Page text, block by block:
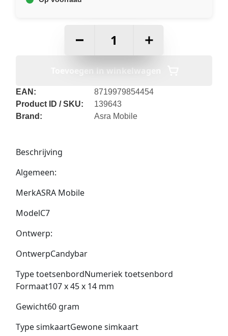
+
Toevoegen in winkelwagen
EAN:
8719979854454
Product ID / SKU:
139643
Brand:
Asra Mobile
Beschrijving
Algemeen:
MerkASRA Mobile
ModelC7
Ontwerp:
OntwerpCandybar
Type toetsenbordNumeriek toetsenbord
Formaat107 x 45 x 14 mm
Gewicht60 gram
Type simkaartGewone simkaart